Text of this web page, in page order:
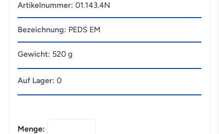
Artikelnummer: 01.143.4N
Bezeichnung: PEDS EM
Gewicht: 520 g
Auf Lager: 0
Menge: